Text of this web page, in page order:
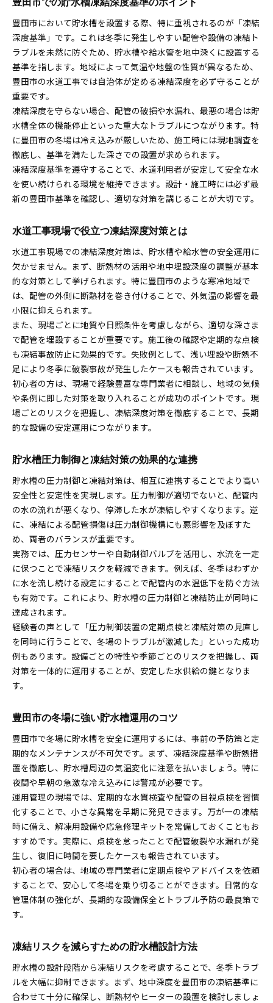
豊田市での貯水槽凍結深度基準のポイント
豊田市において貯水槽を設置する際、特に重視されるのが「凍結
深度基準」です。これは冬季に発生しやすい配管や設備の凍結ト
ラブルを未然に防ぐため、貯水槽や給水管を地中深くに設置する
基準を指します。地域によって気温や地盤の性質が異なるため、
豊田市の水道工事では自治体が定める凍結深度を必ず守ることが
重要です。
凍結深度を守らない場合、配管の破損や水漏れ、最悪の場合は貯
水槽全体の機能停止といった重大なトラブルにつながります。特
に豊田市の冬場は冷え込みが厳しいため、施工時には現地調査を
徹底し、基準を満たした深さでの設置が求められます。
凍結深度基準を遵守することで、水道利用者が安定して安全な水
を使い続けられる環境を維持できます。設計・施工時には必ず最
新の豊田市基準を確認し、適切な対策を講じることが大切です。
水道工事現場で役立つ凍結深度対策とは
水道工事現場での凍結深度対策は、貯水槽や給水管の安全運用に
欠かせません。まず、断熱材の活用や地中埋設深度の調整が基本
的な対策として挙げられます。特に豊田市のような寒冷地域で
は、配管の外側に断熱材を巻き付けることで、外気温の影響を最
小限に抑えられます。
また、現場ごとに地質や日照条件を考慮しながら、適切な深さま
で配管を埋設することが重要です。施工後の確認や定期的な点検
も凍結事故防止に効果的です。失敗例として、浅い埋設や断熱不
足により冬季に破裂事故が発生したケースも報告されています。
初心者の方は、現場で経験豊富な専門業者に相談し、地域の気候
や条例に即した対策を取り入れることが成功のポイントです。現
場ごとのリスクを把握し、凍結深度対策を徹底することで、長期
的な設備の安定運用につながります。
貯水槽圧力制御と凍結対策の効果的な連携
貯水槽の圧力制御と凍結対策は、相互に連携することでより高い
安全性と安定性を実現します。圧力制御が適切でないと、配管内
の水の流れが悪くなり、停滞した水が凍結しやすくなります。逆
に、凍結による配管損傷は圧力制御機構にも悪影響を及ぼすた
め、両者のバランスが重要です。
実務では、圧力センサーや自動制御バルブを活用し、水流を一定
に保つことで凍結リスクを軽減できます。例えば、冬季はわずか
に水を流し続ける設定にすることで配管内の水温低下を防ぐ方法
も有効です。これにより、貯水槽の圧力制御と凍結防止が同時に
達成されます。
経験者の声として「圧力制御装置の定期点検と凍結対策の見直し
を同時に行うことで、冬場のトラブルが激減した」といった成功
例もあります。設備ごとの特性や季節ごとのリスクを把握し、両
対策を一体的に運用することが、安定した水供給の鍵となりま
す。
豊田市の冬場に強い貯水槽運用のコツ
豊田市で冬場に貯水槽を安全に運用するには、事前の予防策と定
期的なメンテナンスが不可欠です。まず、凍結深度基準や断熱措
置を徹底し、貯水槽周辺の気温変化に注意を払いましょう。特に
夜間や早朝の急激な冷え込みには警戒が必要です。
運用管理の現場では、定期的な水質検査や配管の目視点検を習慣
化することで、小さな異常を早期に発見できます。万が一の凍結
時に備え、解凍用設備や応急修理キットを常備しておくこともお
すすめです。実際に、点検を怠ったことで配管破裂や水漏れが発
生し、復旧に時間を要したケースも報告されています。
初心者の場合は、地域の専門業者に定期点検やアドバイスを依頼
することで、安心して冬場を乗り切ることができます。日常的な
管理体制の強化が、長期的な設備保全とトラブル予防の最良策で
す。
凍結リスクを減らすための貯水槽設計方法
貯水槽の設計段階から凍結リスクを考慮することで、冬季トラブ
ルを大幅に抑制できます。まず、地中深度を豊田市の凍結基準に
合わせて十分に確保し、断熱材やヒーターの設置を検討しましょ